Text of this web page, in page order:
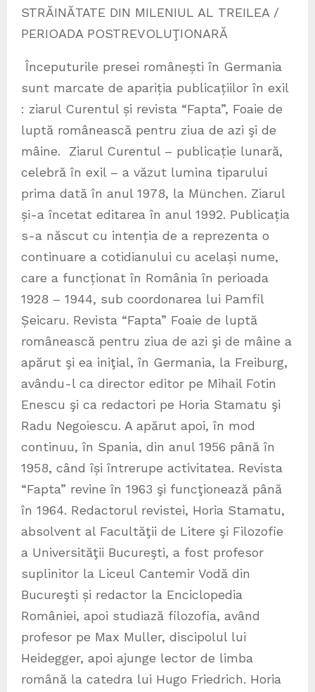
STRĂINĂTATE DIN MILENIUL AL TREILEA /
PERIOADA POSTREVOLUŢIONARĂ
Începuturile presei românești în Germania
sunt marcate de apariția publicațiilor în exil
: ziarul Curentul și revista “Fapta”, Foaie de
luptă românească pentru ziua de azi şi de
mâine. Ziarul Curentul – publicație lunară,
celebră în exil – a văzut lumina tiparului
prima dată în anul 1978, la München. Ziarul
și-a încetat editarea în anul 1992. Publicația
s-a născut cu intenția de a reprezenta o
continuare a cotidianului cu același nume,
care a funcționat în România în perioada
1928 – 1944, sub coordonarea lui Pamfil
Șeicaru. Revista “Fapta” Foaie de luptă
românească pentru ziua de azi şi de mâine a
apărut şi ea iniţial, în Germania, la Freiburg,
avându-l ca director editor pe Mihail Fotin
Enescu şi ca redactori pe Horia Stamatu şi
Radu Negoiescu. A apărut apoi, în mod
continuu, în Spania, din anul 1956 până în
1958, când își întrerupe activitatea. Revista
“Fapta” revine în 1963 şi funcţionează până
în 1964. Redactorul revistei, Horia Stamatu,
absolvent al Facultăţii de Litere şi Filozofie
a Universităţii Bucureşti, a fost profesor
suplinitor la Liceul Cantemir Vodă din
Bucureşti și redactor la Enciclopedia
României, apoi studiază filozofia, având
profesor pe Max Muller, discipolul lui
Heidegger, apoi ajunge lector de limba
română la catedra lui Hugo Friedrich. Horia